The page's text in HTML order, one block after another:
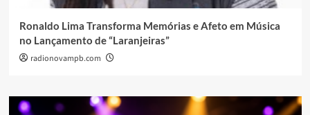
Ronaldo Lima Transforma Memórias e Afeto em Música
no Lançamento de “Laranjeiras”
radionovampb.com